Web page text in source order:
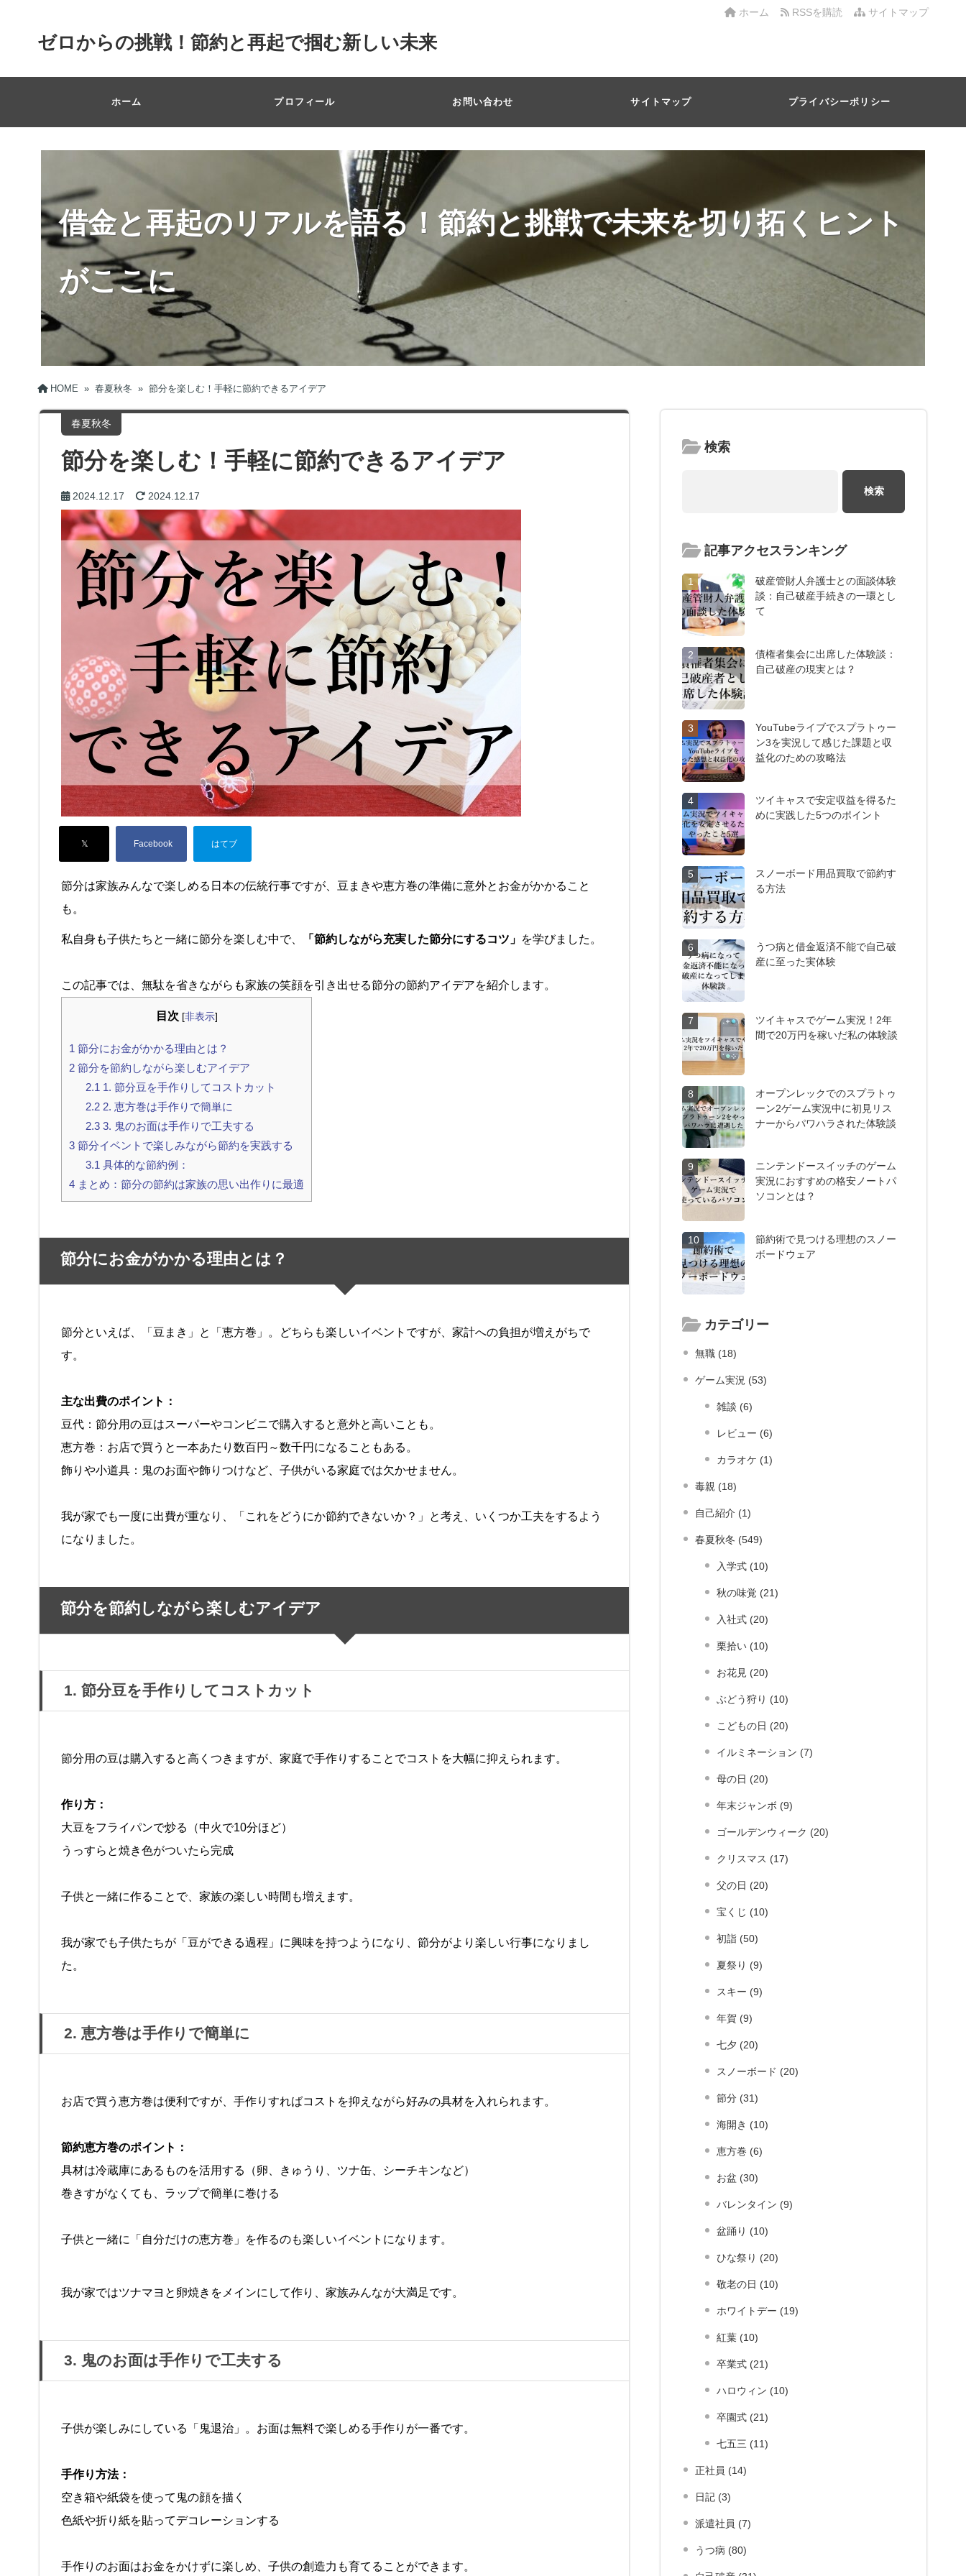
サイトマップ
RSSを購読
ホーム
ゼロからの挑戦！節約と再起で掴む新しい未来
ホーム プロフィール お問い合わせ サイトマップ プライバシーポリシー
借金と再起のリアルを語る！節約と挑戦で未来を切り拓くヒント
がここに
HOME » 春夏秋冬 » 節分を楽しむ！手軽に節約できるアイデア
春夏秋冬
節分を楽しむ！手軽に節約できるアイデア
2024.12.17 2024.12.17
節分は家族みんなで楽しめる日本の伝統行事ですが、豆まきや恵方巻の準備に意外とお金がかかること
も。
私自身も子供たちと一緒に節分を楽しむ中で、 「節約しながら充実した節分にするコツ」 を学びました。
この記事では、無駄を省きながらも家族の笑顔を引き出せる節分の節約アイデアを紹介します。
目次 [非表示]
1 節分にお金がかかる理由とは？
2 節分を節約しながら楽しむアイデア
2.1 1. 節分豆を手作りしてコストカット
2.22. 恵方巻は手作りで簡単に
2.33. 鬼のお面は手作りで工夫する
3 節分イベントで楽しみながら節約を実践する
3.1 具体的な節約例：
4 まとめ：節分の節約は家族の思い出作りに最適
節分にお金がかかる理由とは？
節分といえば、「豆まき」と「恵方巻」。どちらも楽しいイベントですが、家計への負担が増えがちで
す。
主な出費のポイント：
豆代：節分用の豆はスーパーやコンビニで購入すると意外と高いことも。
恵方巻：お店で買うと一本あたり数百円～数千円になることもある。
飾りや小道具：鬼のお面や飾りつけなど、子供がいる家庭では欠かせません。
我が家でも一度に出費が重なり、「これをどうにか節約できないか？」と考え、いくつか工夫をするよう
になりました。
節分を節約しながら楽しむアイデア
1. 節分豆を手作りしてコストカット
節分用の豆は購入すると高くつきますが、家庭で手作りすることでコストを大幅に抑えられます。
作り方：
大豆をフライパンで炒る（中火で10分ほど）
うっすらと焼き色がついたら完成
子供と一緒に作ることで、家族の楽しい時間も増えます。
我が家でも子供たちが「豆ができる過程」に興味を持つようになり、節分がより楽しい行事になりまし
た。
2. 恵方巻は手作りで簡単に
お店で買う恵方巻は便利ですが、手作りすればコストを抑えながら好みの具材を入れられます。
節約恵方巻のポイント：
具材は冷蔵庫にあるものを活用する（卵、きゅうり、ツナ缶、シーチキンなど）
巻きすがなくても、ラップで簡単に巻ける
子供と一緒に「自分だけの恵方巻」を作るのも楽しいイベントになります。
我が家ではツナマヨと卵焼きをメインにして作り、家族みんなが大満足です。
3. 鬼のお面は手作りで工夫する
子供が楽しみにしている「鬼退治」。お面は無料で楽しめる手作りが一番です。
手作り方法：
空き箱や紙袋を使って鬼の顔を描く
色紙や折り紙を貼ってデコレーションする
手作りのお面はお金をかけずに楽しめ、子供の創造力も育てることができます。
検索
記事アクセスランキング
1
破産管財人弁護士との面談体験
談：自己破産手続きの一環とし
て
2
債権者集会に出席した体験談：
自己破産の現実とは？
3
YouTubeライブでスプラトゥー
ン3を実況して感じた課題と収
益化のための攻略法
4
ツイキャスで安定収益を得るた
めに実践した5つのポイント
5
スノーボード用品買取で節約す
る方法
6
うつ病と借金返済不能で自己破
産に至った実体験
7
ツイキャスでゲーム実況！2年
間で20万円を稼いだ私の体験談
8
オープンレックでのスプラトゥ
ーン2ゲーム実況中に初見リス
ナーからパワハラされた体験談
9
ニンテンドースイッチのゲーム
実況におすすめの格安ノートパ
ソコンとは？
10
節約術で見つける理想のスノー
ボードウェア
カテゴリー
無職 (18)
ゲーム実況 (53)
雑談 (6)
レビュー (6)
カラオケ (1)
毒親 (18)
自己紹介 (1)
春夏秋冬 (549)
入学式 (10)
秋の味覚 (21)
入社式 (20)
栗拾い (10)
お花見 (20)
ぶどう狩り (10)
こどもの日 (20)
イルミネーション (7)
母の日 (20)
年末ジャンボ (9)
ゴールデンウィーク (20)
クリスマス (17)
父の日 (20)
宝くじ (10)
初詣 (50)
夏祭り (9)
スキー (9)
年賀 (9)
七夕 (20)
スノーボード (20)
節分 (31)
海開き (10)
恵方巻 (6)
お盆 (30)
バレンタイン (9)
盆踊り (10)
ひな祭り (20)
敬老の日 (10)
ホワイトデー (19)
紅葉 (10)
卒業式 (21)
ハロウィン (10)
卒園式 (21)
七五三 (11)
正社員 (14)
日記 (3)
派遣社員 (7)
うつ病 (80)